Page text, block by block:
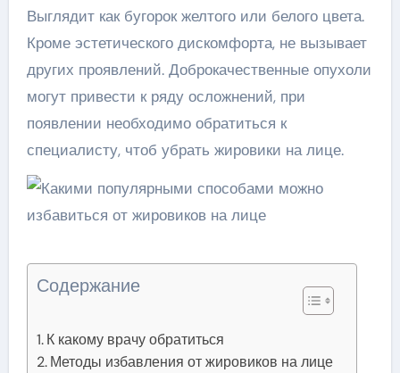
Выглядит как бугорок желтого или белого цвета.
Кроме эстетического дискомфорта, не вызывает
других проявлений. Доброкачественные опухоли
могут привести к ряду осложнений, при
появлении необходимо обратиться к
специалисту, чтоб убрать жировики на лице.
Содержание
К какому врачу обратиться
Методы избавления от жировиков на лице